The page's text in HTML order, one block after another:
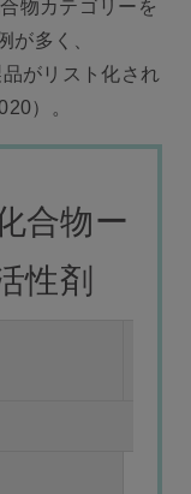
物カテゴリーを
が多く、
がリスト化され
）。
合物ー
性剤